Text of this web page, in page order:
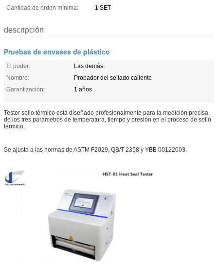
Cantidad de orden mínima:
1 SET
descripción
Pruebas de envases de plástico
El poder:
Las demás:
Nombre:
Probador del sellado caliente
Garantización:
1 años
Tester sello térmico está diseñado profesionalmente para la medición precisa
de los tres parámetros de temperatura, tiempo y presión en el proceso de sello
térmico.
Se ajusta a las normas de ASTM F2029, QB/T 2358 y YBB 00122003.